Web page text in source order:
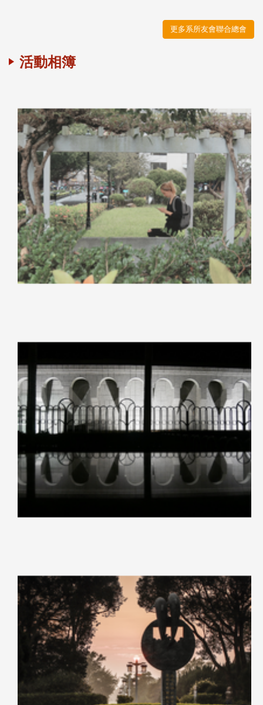
更多系所友會聯合總會
活動相簿